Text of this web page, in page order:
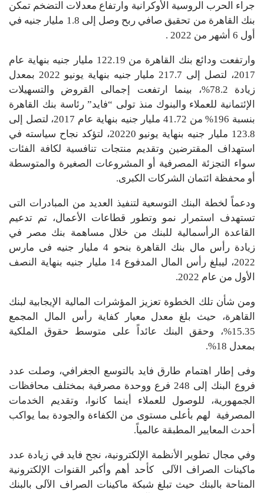
جراء الحرب الروسية الأوكرانية وارتفاع معدلات التضخم تمكن
بنك القاهرة من تحقيق صافي ربح وصل إلى 1.8 مليار جنيه في
أول 6 أشهر من 2022 .
وارتفعت ودائع بنك القاهرة من 122.19 مليار جنيه بنهاية عام
2017، لتصل إلى 217.7 مليار جنيه بنهاية يونيو 2022 بمعدل
زيادة 78.2%، بينما ارتفعت إجمالى القروض والتسهيلات
الإئتمانية للعملاء والبنوك منذ تولى “فايد” رئاسة بنك القاهرة
بنسبة 196% من 41.72 مليار جنيه بنهاية عام 2017، لتصل إلى
123.8 مليار جنيه بنهاية يونيو 20220، لتؤكد نجاح سياسته في
استهداف المقترضين وتقديم منتجات تنافسية لكافة الفئات
سواء التجزئة المصرفية أو المشروعات الصغيرة والمتوسطة
أو محفظة ائتمان الشركات الكبرى.
ودعماً لخطة البنك التوسعية لتنفيذ العديد من المبادرات التى
تستهدف استمرار نمو وتطور قطاعات الأعمال، تم تدعيم
القاعدة الرأسمالية للبنك من خلال مساهمة بنك مصر في
زيادة رأس مال بنك القاهرة بنحو 4 مليار جنيه فى مارس
2022، ليبلغ رأس المال المدفوع 14 مليار جنيه بنهاية النصف
الأول من عام 2022.
ومن شأن تلك الخطوة تعزيز المؤشرات المالية الإيجابية لبنك
القاهرة، حيث بلغ معدل معيار كفاية رأس المال المجمع
15.35%، وحقق البنك عائداً على متوسط حقوق الملكية
بمعدل 18%.
وفى إطار اهتمام طارق فايد بالتوسع الجغرافي، وصلت عدد
فروع البنك إلى 248 فرع ووحدة مصرفية بمختلف محافظات
الجمهورية، للوصول للعملاء أينما كانوا، وتقديم الخدمات
المصرفية لهم بأعلى مستوى من الكفاءة والجودة بما يواكب
أحدث المعايير المطبقة عالمياً.
وفي مجال تطوير الأنظمة الإلكترونية، نجح فايد في زيادة عدد
ماكينات الصراف الآلى كأحد أهم وأكبر القنوات الإلكترونية
المتاحة بالبنك حيث تبلغ شبكة ماكينات الصراف الآلى بالبنك